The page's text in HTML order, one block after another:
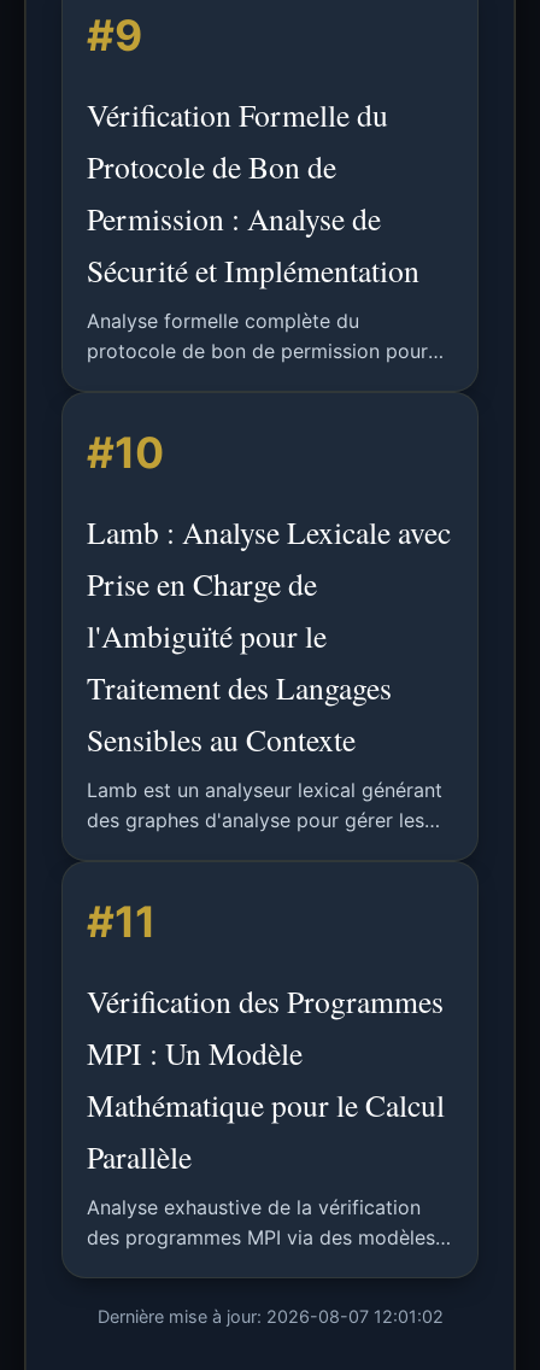
avec 750+ programmes et 53 000+
lignes de code.
#9
Vérification Formelle du
Protocole de Bon de
Permission : Analyse de
Sécurité et Implémentation
Analyse formelle complète du
protocole de bon de permission pour
utilisant Tamarin Prover et d'autres
outils de vérification.
#10
Lamb : Analyse Lexicale avec
Prise en Charge de
l'Ambiguïté pour le
Traitement des Langages
Sensibles au Contexte
Lamb est un analyseur lexical générant
des graphes d'analyse pour gérer les
collaboration avec l'analyseur
syntaxique.
#11
Vérification des Programmes
MPI : Un Modèle
Mathématique pour le Calcul
Parallèle
Analyse exhaustive de la vérification
des programmes MPI via des modèles
et comparée aux approches existantes.
Dernière mise à jour: 2026-08-07 12:01:02